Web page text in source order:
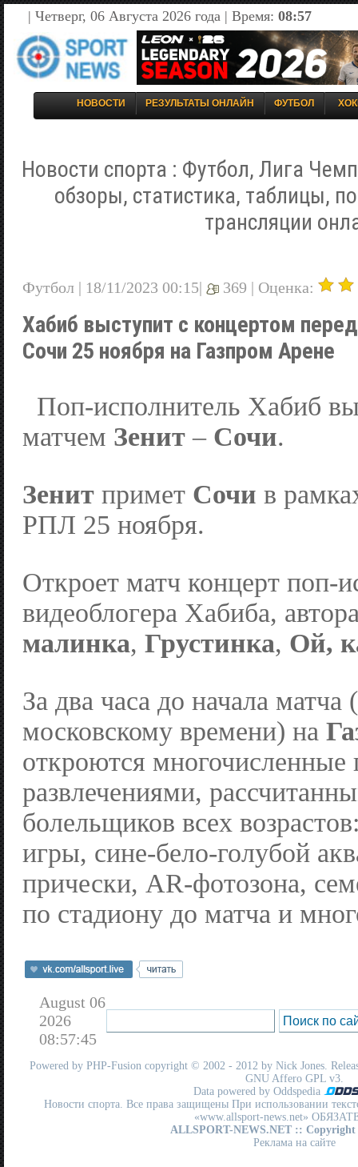
| Четверг, 06 Августа 2026 года | Время: 08:57
НОВОСТИ РЕЗУЛЬТАТЫ ОНЛАЙН ФУТБОЛ
Новости спорта : Футбол, Лига
обзоры, статистика, таблицы,
трансляции
Футбол | 18/11/2023 00:15| 369 | Оценка:
Хабиб выступит с концертом
Сочи 25 ноября на Газпром Арене
Поп-исполнитель Хабиб
матчем Зенит – Сочи.
Зенит примет Сочи в
РПЛ 25 ноября.
Откроет матч концерт поп-
видеоблогера Хабиба,
малинка, Грустинка, Ой,
За два часа до начала матча
московскому времени) на
откроются
развлечениями,
болельщиков всех
игры, сине-бело-голубой
прически, AR-фотозона,
по стадиону до матча и
August 06
2026
08:57:45
Powered by PHP-Fusion copyright © 2002 - 2012 by Nick Jones.
GNU Affero GPL v3.
Data powered by Oddspedia
Новости спорта. Все права защищены При использовании
«www.allsport-news.net»
ALLSPORT-NEWS.NET :: Copyright
Реклама на сайте